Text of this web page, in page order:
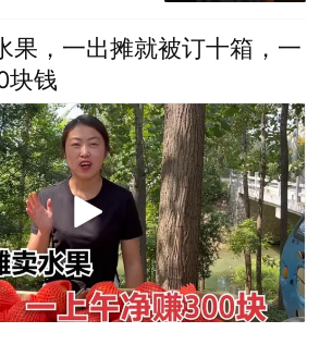
果，一出摊就被订十箱，一
块钱